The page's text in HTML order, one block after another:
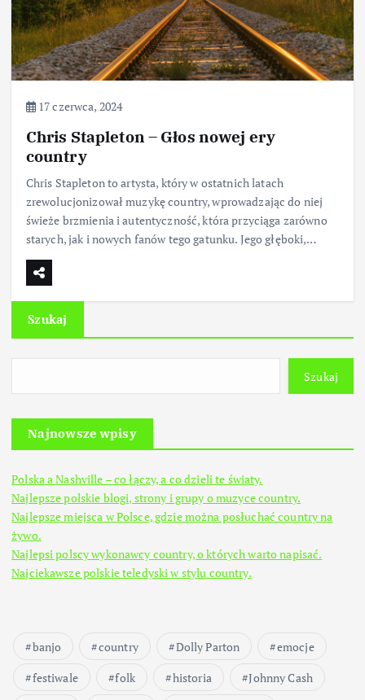
17 czerwca, 2024
Chris Stapleton – Głos nowej ery
country
Chris Stapleton to artysta, który w ostatnich latach
zrewolucjonizował muzykę country, wprowadzając do niej
świeże brzmienia i autentyczność, która przyciąga zarówno
starych, jak i nowych fanów tego gatunku. Jego głęboki,…
Szukaj
Szukaj
Najnowsze wpisy
Polska a Nashville – co łączy, a co dzieli te światy.
Najlepsze polskie blogi, strony i grupy o muzyce country.
Najlepsze miejsca w Polsce, gdzie można posłuchać country na
żywo.
Najlepsi polscy wykonawcy country, o których warto napisać.
Najciekawsze polskie teledyski w stylu country.
banjo country Dolly Parton
emocje
festiwale
folk historia
Johnny Cash